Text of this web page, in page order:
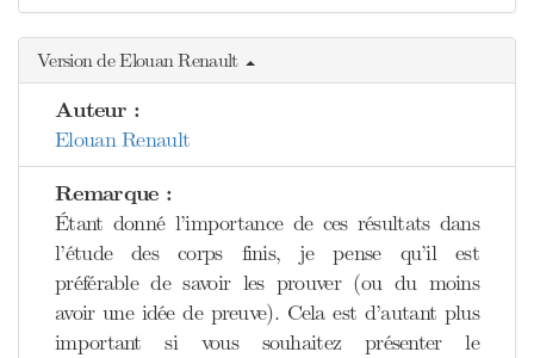
Version de Elouan Renault
Auteur :
Elouan Renault
Remarque :
Étant donné l’importance de ces résultats dans
l’étude des corps finis, je pense qu’il est
préférable de savoir les prouver (ou du moins
avoir une idée de preuve). Cela est d’autant plus
important si vous souhaitez présenter le